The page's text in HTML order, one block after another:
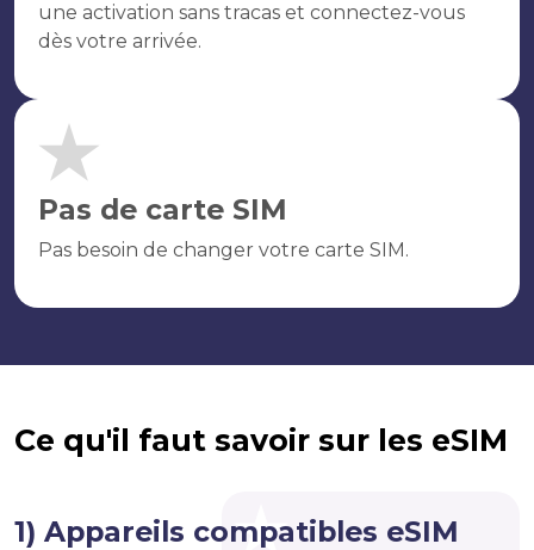
une activation sans tracas et connectez-vous
dès votre arrivée.
Pas de carte SIM
Pas besoin de changer votre carte SIM.
Ce qu'il faut savoir sur les eSIM
1) Appareils compatibles eSIM